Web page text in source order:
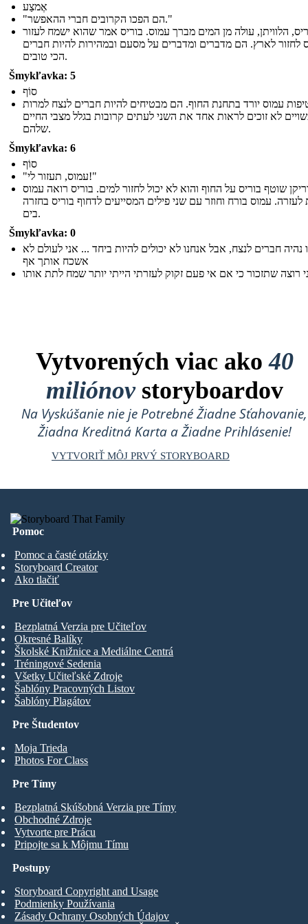
אֶמצַע
"הם הפכו הקרובים חברי ההאפשר."
הלוויתן, עולה מן המים מברך עמוס. בוריס אמר שהוא ישמח לעזור
לחזור לארץ. הם מדברים ומדברים על מסעם ובמהירות להיות חברים
הכי טובים.
Šmykľavka: 5
סוֹף
עמוס יורד בתחנת החוף. הם מבטיחים להיות חברים לנצח למרות
לא זוכים לראות אחד את השני לעתים קרובות בגלל מצבי החיים
שלהם.
Šmykľavka: 6
סוֹף
"עמוס, תעזור לי!"
שוטף בוריס על החוף והוא לא יכול לחזור למים. בוריס רואה עמוס
לעזרה. עמוס בורח וחוזר עם שני פילים המסייעים לדחוף בוריס בחזרה
בים.
Šmykľavka: 0
נהיה חברים לנצח, אבל אנחנו לא יכולים להיות ביחד ... אני לעולם לא
אשכח אותך אף
Vytvorených viac ako40
miliónovstoryboardov
Na Vyskúšanie nie je Potrebné Žiadne Sťahovanie,
Žiadna Kreditná Karta a Žiadne Prihlásenie!
VYTVORIŤ MÔJ PRVÝ STORYBOARD
Pomoc
Pomoc a časté otázky
Storyboard Creator
Ako tlačiť
Pre Študentov
Moja Trieda
Photos For Class
Pre Učiteľov
Bezplatná Verzia pre Učiteľov
Okresné Balíky
Školské Knižnice a Mediálne Centrá
Tréningové Sedenia
Všetky Učiteľské Zdroje
Šablóny Pracovných Listov
Šablóny Plagátov
Pre Tímy
Bezplatná Skúšobná Verzia pre Tímy
Obchodné Zdroje
Vytvorte pre Prácu
Pripojte sa k Môjmu Tímu
Postupy
Storyboard Copyright and Usage
Podmienky Používania
Zásady Ochrany Osobných Údajov